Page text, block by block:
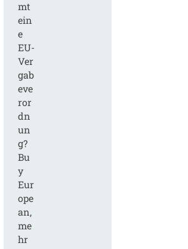
mt
ein
e
EU-
Ver
gab
eve
ror
dn
un
g?
Bu
y
Eur
ope
an,
me
hr